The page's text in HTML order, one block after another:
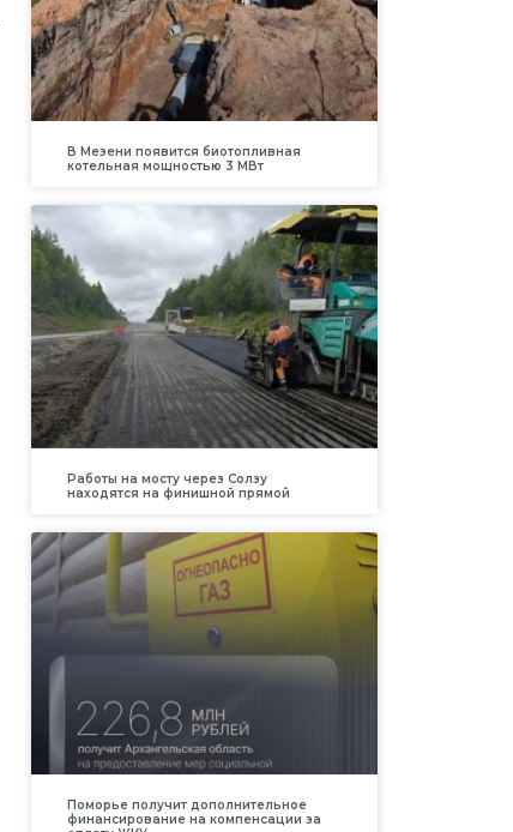
В Мезени появится биотопливная
котельная мощностью 3 МВт
Работы на мосту через Солзу
находятся на финишной прямой
Поморье получит дополнительное
финансирование на компенсации за